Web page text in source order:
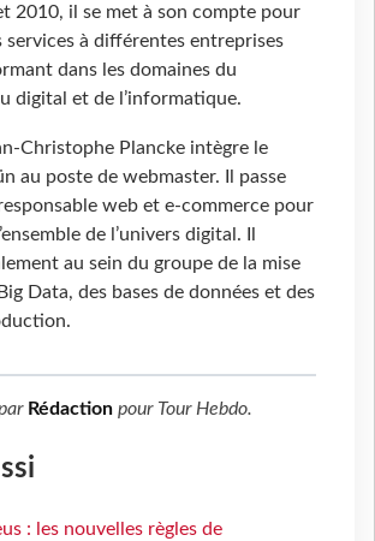
2010, il se met à son compte pour
services à différentes entreprises
dans les domaines du
digital et de l’informatique.
Christophe Plancke intègre le
au poste de webmaster. Il passe
web et e-commerce pour
de l’univers digital. Il
au sein du groupe de la mise
Data, des bases de données et des
Rédaction pour Tour Hebdo.
: les nouvelles règles de